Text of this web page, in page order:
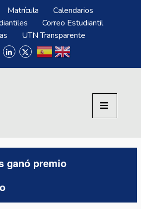
Matrícula
Calendarios
Correo Estudiantil
UTN Transparente
ganó premio